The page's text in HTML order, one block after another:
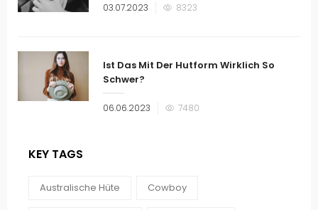
Veröffentlicht
03.07.2023 8323
Ist Das Mit Der Hutform Wirklich So
Schwer?
Veröffentlicht
06.06.2023 7480
KEY TAGS
Australische Hüte Cowboy